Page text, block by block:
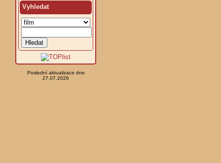
Vyhledat
Poslední aktualizace dne
27.07.2026